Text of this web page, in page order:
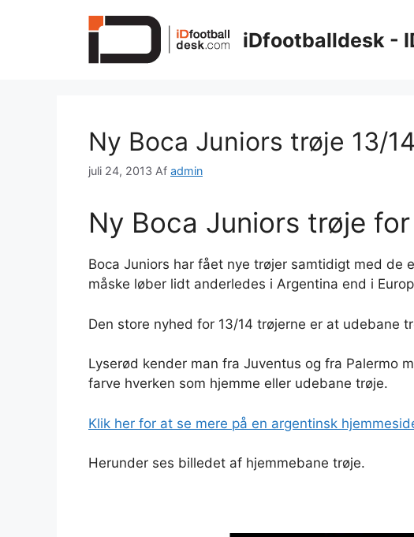
iDfootballdesk -
Ny Boca Juniors trøje 13/14
juli 24, 2013 Af admin
Ny Boca Juniors trøje
Boca Juniors har fået nye trøjer samtidigt med de
måske løber lidt anderledes i Argentina end i
Den store nyhed for 13/14 trøjerne er at udebane
Lyserød kender man fra Juventus og fra Palermo
farve hverken som hjemme eller udebane trøje.
Klik her for at se mere på en argentinsk
Herunder ses billedet af hjemmebane trøje.